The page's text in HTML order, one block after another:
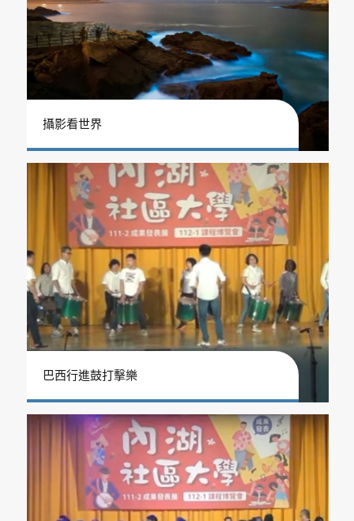
攝影看世界
巴西行進鼓打擊樂